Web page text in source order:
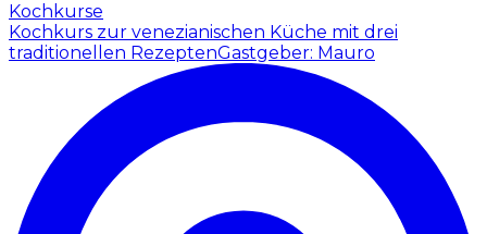
Kochkurse
Kochkurs zur venezianischen Küche mit drei
traditionellen RezeptenGastgeber: Mauro